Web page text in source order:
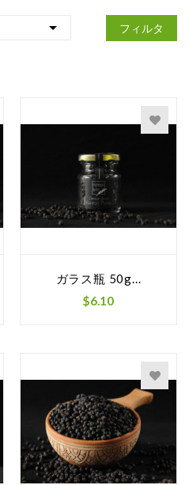
 フィルタ
ガラス瓶 50g...
$6.10